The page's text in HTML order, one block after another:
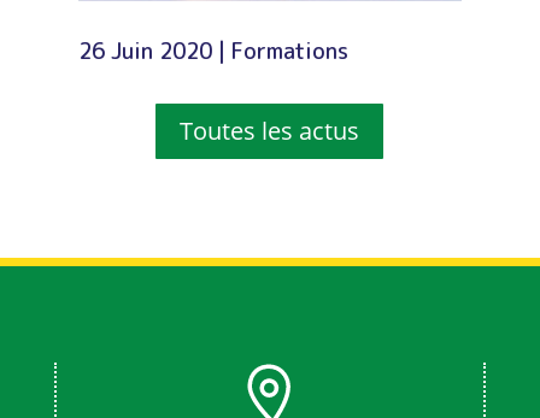
26 Juin 2020| Formations
Toutes les actus